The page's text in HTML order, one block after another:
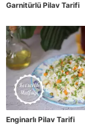
Garnitürlü Pilav Tarifi
Enginarlı Pilav Tarifi